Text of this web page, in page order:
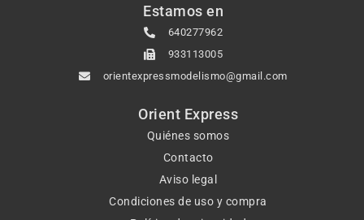
Estamos en
640277962
933113005
orientexpressmodelismo@gmail.com
Orient Express
Quiénes somos
Contacto
Aviso legal
Condiciones de uso y compra